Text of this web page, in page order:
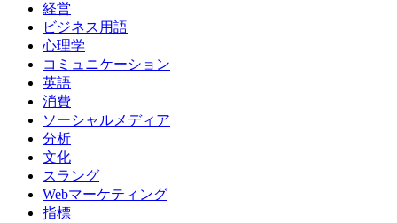
経営
ビジネス用語
心理学
コミュニケーション
英語
消費
ソーシャルメディア
分析
文化
スラング
Webマーケティング
指標